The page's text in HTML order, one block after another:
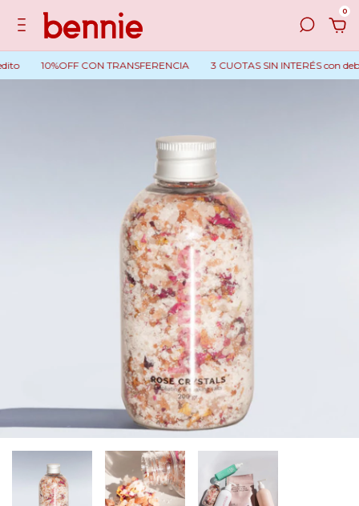
0
10%OFF CON TRANSFERENCIA 3 CUOTAS SIN INTERÉS con